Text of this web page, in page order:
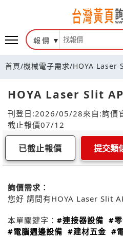
報價
首頁/機械電子需求/HOYA Laser
HOYA Laser Slit
刊登日:2026/05/28來自:詢價
截止報價07/12
已截止報價 提交類
詢價需求：
您好 請問有HOYA Laser Slit
本單關鍵字： #連接器設備 #
#電腦週邊設備 #建材五金 #